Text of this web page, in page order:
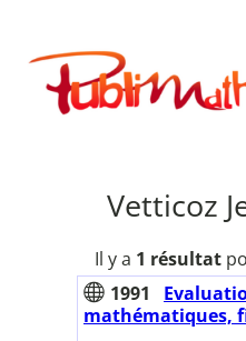
contenu
Publimath
Vetticoz
Il y a 1 résultat
1991
mathématiques,